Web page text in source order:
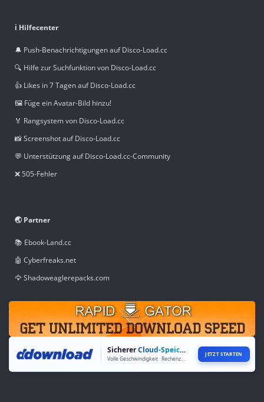
ℹ️ Hilfecenter
🔔 Push-Benachrichtigungen auf Disco-Load.cc
🔍 Hilfe zur Suchfunktion von Disco-Load.cc
👍 Likes in 7 Tagen auf Disco-Load.cc
🖼️ Füge ein Avatar-Bild hinzu!
🏅 Rangsystem von Disco-Load.cc
📸 Screenshot auf Disco-Load.cc
💬 Unterstützung auf Disco-Load.cc-Community
❌ 505-Fehler
🌏 Partner
📚 Ebook-Land.cc
🤖 Cyberfreaks.net
🦅 Shadoweaglerepacks.com
SichererCloud-Speicher JETZT STARTEN